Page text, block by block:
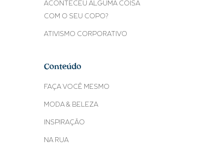
ACONTECEU ALGUMA COISA
COM O SEU COPO?
ATIVISMO CORPORATIVO
Conteúdo
FAÇA VOCÊ MESMO
MODA & BELEZA
INSPIRAÇÃO
NA RUA